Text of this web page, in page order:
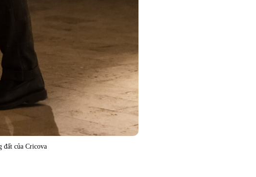
đất của Cricova